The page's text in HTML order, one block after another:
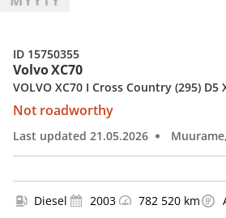
Volvo XC70
VOLVO XC70 I Cross Country (295) D5
Not roadworthy
Last updated 21.05.2026
ID 15750355
Diesel 2003 782 520 km